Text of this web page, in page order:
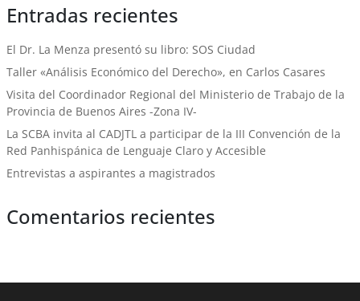
Entradas recientes
El Dr. La Menza presentó su libro: SOS Ciudad
Taller «Análisis Económico del Derecho», en Carlos Casares
Visita del Coordinador Regional del Ministerio de Trabajo de la
Provincia de Buenos Aires -Zona IV-
La SCBA invita al CADJTL a participar de la III Convención de la
Red Panhispánica de Lenguaje Claro y Accesible
Entrevistas a aspirantes a magistrados
Comentarios recientes